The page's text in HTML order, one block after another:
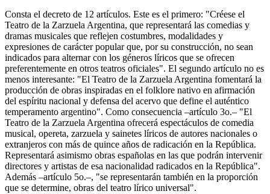
Consta el decreto de 12 artículos. Este es el primero: "Créese el
Teatro de la Zarzuela Argentina, que representará las comedias y
dramas musicales que reflejen costumbres, modalidades y
expresiones de carácter popular que, por su construcción, no sean
indicados para alternar con los géneros líricos que se ofrecen
preferentemente en otros teatros oficiales". El segundo artículo no es
menos interesante: "El Teatro de la Zarzuela Argentina fomentará la
producción de obras inspiradas en el folklore nativo en afirmación
del espíritu nacional y defensa del acervo que define el auténtico
temperamento argentino". Como consecuencia –artículo 3o.– "El
Teatro de la Zarzuela Argentina ofrecerá espectáculos de comedia
musical, opereta, zarzuela y sainetes líricos de autores nacionales o
extranjeros con más de quince años de radicación en la República.
Representará asimismo obras españolas en las que podrán intervenir
directores y artistas de esa nacionalidad radicados en la República".
Además –artículo 5o.–, "se representarán también en la proporción
que se determine, obras del teatro lírico universal".